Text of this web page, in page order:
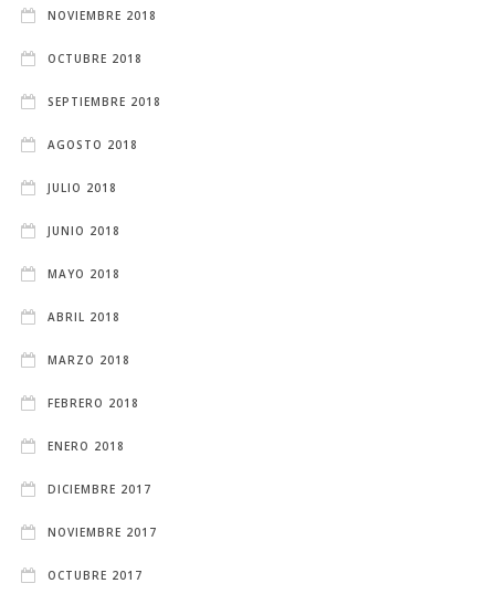
NOVIEMBRE 2018
OCTUBRE 2018
SEPTIEMBRE 2018
AGOSTO 2018
JULIO 2018
JUNIO 2018
MAYO 2018
ABRIL 2018
MARZO 2018
FEBRERO 2018
ENERO 2018
DICIEMBRE 2017
NOVIEMBRE 2017
OCTUBRE 2017